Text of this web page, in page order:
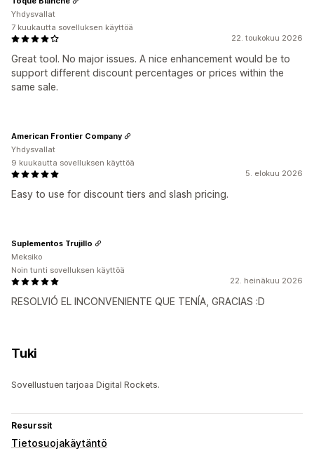
22. toukokuu 2026
Great tool. No major issues. A nice enhancement would be to
support different discount percentages or prices within the
same sale.
Yhdysvallat
7 kuukautta sovelluksen käyttöä
5. elokuu 2026
Easy to use for discount tiers and slash pricing.
American Frontier Company
Yhdysvallat
9 kuukautta sovelluksen käyttöä
22. heinäkuu 2026
RESOLVIÓ EL INCONVENIENTE QUE TENÍA, GRACIAS :D
Suplementos Trujillo
Meksiko
Noin tunti sovelluksen käyttöä
Tuki
Sovellustuen tarjoaa Digital Rockets.
Resurssit
Tietosuojakäytäntö